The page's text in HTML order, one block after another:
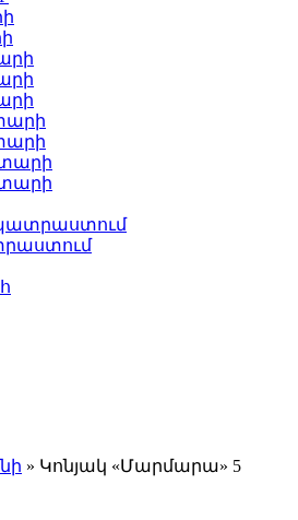
» Կոնյակ «Մարմարա» 5